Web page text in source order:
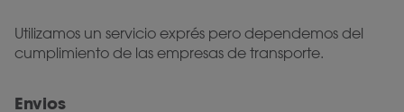
Utilizamos un servicio exprés pero dependemos del
cumplimiento de las empresas de transporte.
Envios